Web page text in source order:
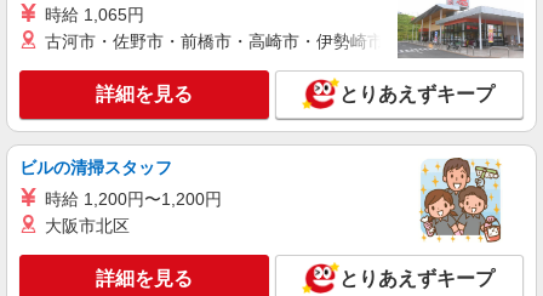
アルバイト
エスニック・アジアン雑貨ショップでの販売ス
時給1,150円〜 ※試用期間3ヶ月（同給与） ★
昇給有
チャイハネ DEPO木更津店 千葉県木更津市
キープ 詳細を見る
時給 1,065円
古河市・佐野市・前橋市・高崎市・伊勢崎市・太田市・館林市
詳細を見る とりあえずキープ
ビルの清掃スタッフ
時給 1,200円〜1,200円
大阪市北区
詳細を見る とりあえずキープ